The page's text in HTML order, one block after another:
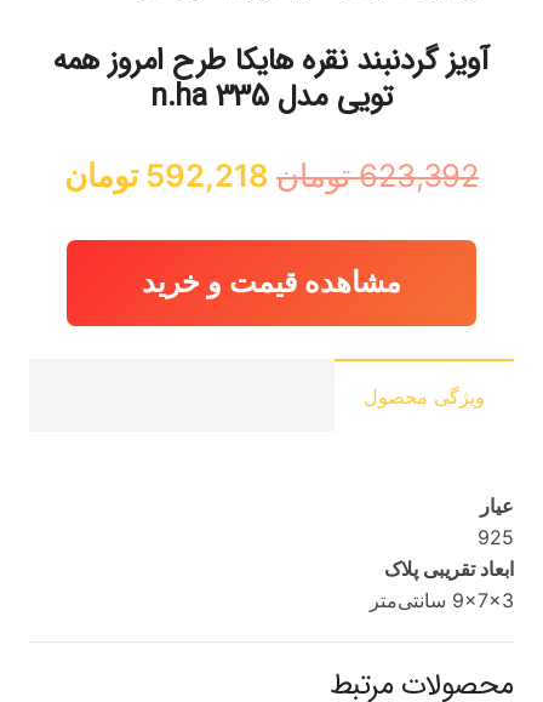
آویز گردنبند نقره هایکا طرح امروز همه
تویی مدل n.ha 335
623,392 تومان قیمت
اصلی:
623,392 تومان
592,218 تومان
مشاهده قیمت و خرید
ویژگی محصول
عیار
925
ابعاد تقریبی پلاک
9x7x3 سانتی‌متر
محصولات مرتبط